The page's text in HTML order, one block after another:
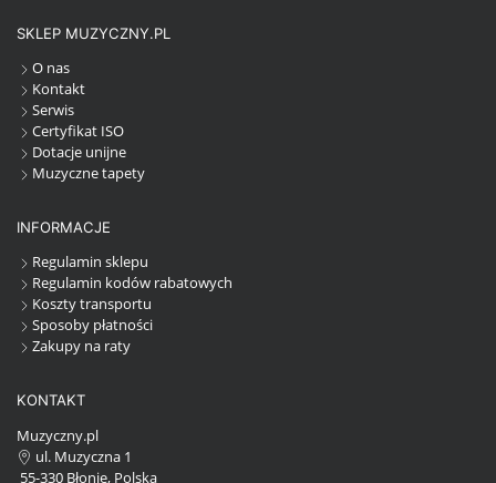
SKLEP MUZYCZNY.PL
O nas
Kontakt
Serwis
Certyfikat ISO
Dotacje unijne
Muzyczne tapety
INFORMACJE
Regulamin sklepu
Regulamin kodów rabatowych
Koszty transportu
Sposoby płatności
Zakupy na raty
KONTAKT
Muzyczny.pl
ul. Muzyczna 1
55-330 Błonie, Polska